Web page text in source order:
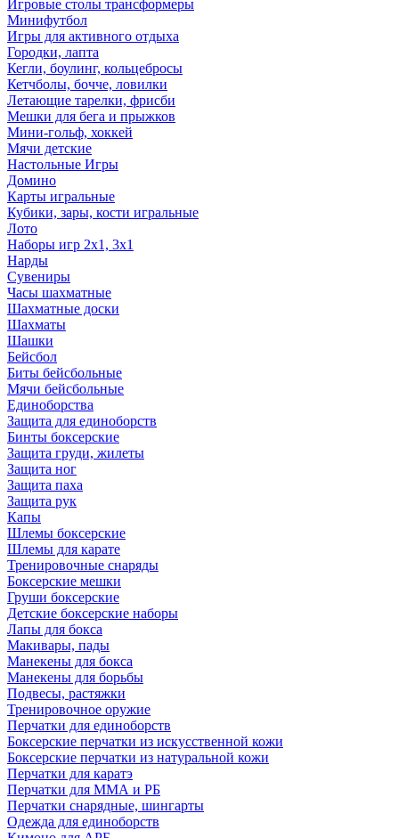
Игровые столы трансформеры
Минифутбол
Игры для активного отдыха
Городки, лапта
Кегли, боулинг, кольцебросы
Кетчболы, бочче, ловилки
Летающие тарелки, фрисби
Мешки для бега и прыжков
Мини-гольф, хоккей
Мячи детские
Настольные Игры
Домино
Карты игральные
Кубики, зары, кости игральные
Лото
Наборы игр 2х1, 3х1
Нарды
Сувениры
Часы шахматные
Шахматные доски
Шахматы
Шашки
Бейсбол
Биты бейсбольные
Мячи бейсбольные
Единоборства
Защита для единоборств
Бинты боксерские
Защита груди, жилеты
Защита ног
Защита паха
Защита рук
Капы
Шлемы боксерские
Шлемы для карате
Тренировочные снаряды
Боксерские мешки
Груши боксерские
Детские боксерские наборы
Лапы для бокса
Макивары, пады
Манекены для бокса
Манекены для борьбы
Подвесы, растяжки
Тренировочное оружие
Перчатки для единоборств
Боксерские перчатки из искусственной кожи
Боксерские перчатки из натуральной кожи
Перчатки для каратэ
Перчатки для ММА и РБ
Перчатки снарядные, шингарты
Одежда для единоборств